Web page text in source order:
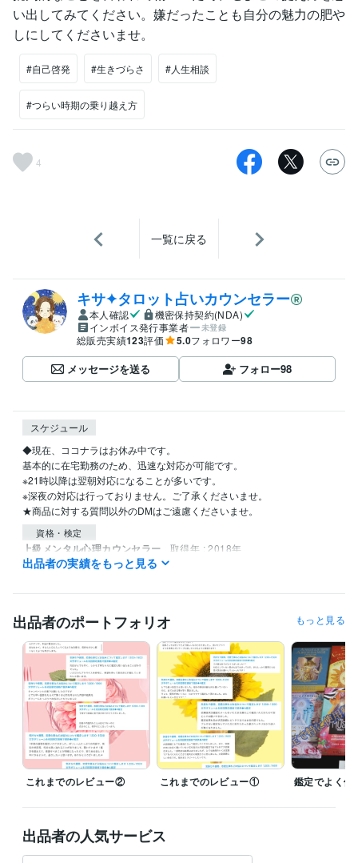
い出してみてください。嫌だったことも自分の魅力の肥や
しにしてくださいませ。
#自己啓発 #生きづらさ #人生相談
#つらい時期の乗り越え方
4
一覧に戻る
キサ✦タロット占いカウンセラー
本人確認
機密保持契約(NDA)
インボイス発行事業者
未登録
総販売実績123評価 5.0フォロワー98
メッセージを送る フォロー98
スケジュール
◆現在、ココナラはお休み中です。
基本的に在宅勤務のため、迅速な対応が可能です。
※21時以降は翌朝対応になることが多いです。
※深夜の対応は行っておりません。ご了承くださいませ。
★商品に対する質問以外のDMはご遠慮くださいませ。
資格・検定
上級メンタル心理カウンセラー 取得年 : 2018年
タロットリーディングマスター
FP2級 取得年 : 2022年
得意分野
占い タロット占い
占い
悩み相談・カウンセリング カウンセリング
カウンセリング 悩み相談
出品者の実績をもっと見る
出品者のポートフォリオ もっと見る
これまでのレビュー② これまでのレビュー① 鑑定でよく使
出品者の人気サービス